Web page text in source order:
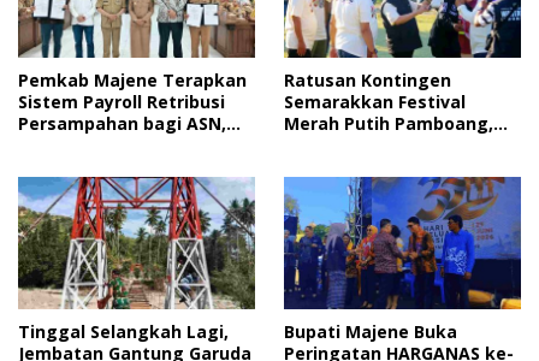
Pemkab Majene Terapkan
Sistem Payroll Retribusi
Persampahan bagi ASN,
Ratusan Kontingen
Semarakkan Festival
Merah Putih Pamboang,
Tanah Air
Tinggal Selangkah Lagi,
Jembatan Gantung Garuda
Bupati Majene Buka
Peringatan HARGANAS ke-